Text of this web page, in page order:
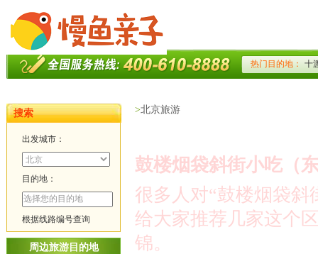
搜索
出发城市：
目的地：
根据线路编号查询
周边旅游目的地
>北京旅游
鼓楼烟袋斜街小吃（
很多人对“鼓楼烟袋
给大家推荐几家这个
锦。